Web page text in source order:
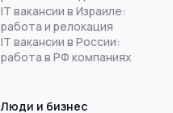
IT вакансии в Израиле:
работа и релокация
IT вакансии в России:
работа в РФ компаниях
Люди и бизнес